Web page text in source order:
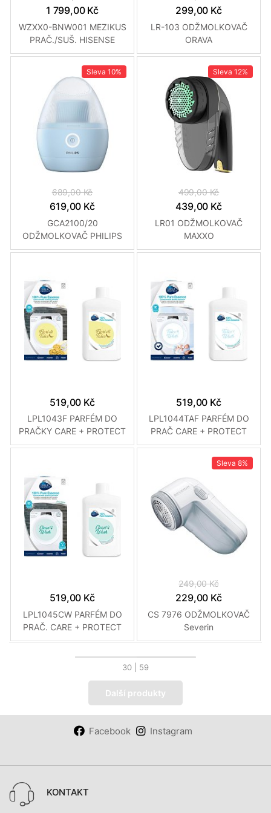
1 799,00 Kč
WZXX0-BNW001 MEZIKUS
PRAČ./SUŠ. HISENSE
299,00 Kč
LR-103 ODŽMOLKOVAČ
ORAVA
Sleva 10%
689,00 Kč
619,00 Kč
GCA2100/20
ODŽMOLKOVAČ PHILIPS
Sleva 12%
499,00 Kč
439,00 Kč
LR01 ODŽMOLKOVAČ
MAXXO
519,00 Kč
LPL1043F PARFÉM DO
PRAČKY CARE + PROTECT
519,00 Kč
LPL1044TAF PARFÉM DO
PRAČ CARE + PROTECT
519,00 Kč
LPL1045CW PARFÉM DO
PRAČ. CARE + PROTECT
Sleva 8%
249,00 Kč
229,00 Kč
CS 7976 ODŽMOLKOVAČ
Severin
30 | 59
Další produkty
Facebook Instagram
KONTAKT